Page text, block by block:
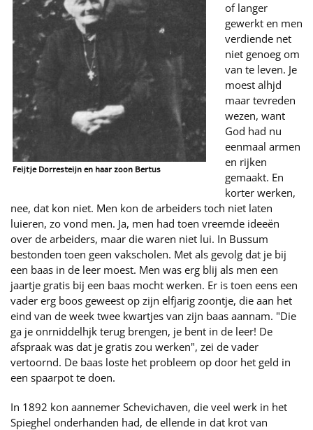
Feijtje Dorresteijn en haar zoon Bertus
of langer
gewerkt en men
verdiende net
niet genoeg om
van te leven. Je
moest alhjd
maar tevreden
wezen, want
God had nu
eenmaal armen
en rijken
gemaakt. En
korter werken,
nee, dat kon niet. Men kon de arbeiders toch niet laten
luieren, zo vond men. Ja, men had toen vreemde ideeën
over de arbeiders, maar die waren niet lui. In Bussum
bestonden toen geen vakscholen. Met als gevolg dat je bij
een baas in de leer moest. Men was erg blij als men een
jaartje gratis bij een baas mocht werken. Er is toen eens een
vader erg boos geweest op zijn elfjarig zoontje, die aan het
eind van de week twee kwartjes van zijn baas aannam. "Die
ga je onrniddelhjk terug brengen, je bent in de leer! De
afspraak was dat je gratis zou werken", zei de vader
vertoornd. De baas loste het probleem op door het geld in
een spaarpot te doen.
In 1892 kon aannemer Schevichaven, die veel werk in het
Spieghel onderhanden had, de ellende in dat krot van